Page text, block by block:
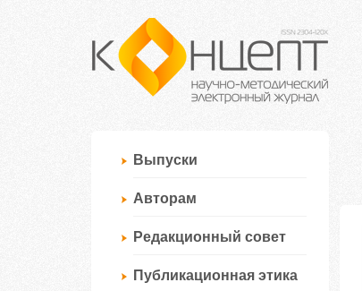
Выпуски
Авторам
Редакционный совет
Публикационная этика